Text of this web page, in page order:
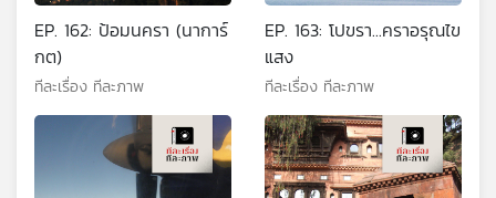
EP. 162: ป้อมนครา (นาการ์
กต)
ทีละเรื่อง ทีละภาพ
EP. 163: โปขรา...คราอรุณไข
แสง
ทีละเรื่อง ทีละภาพ